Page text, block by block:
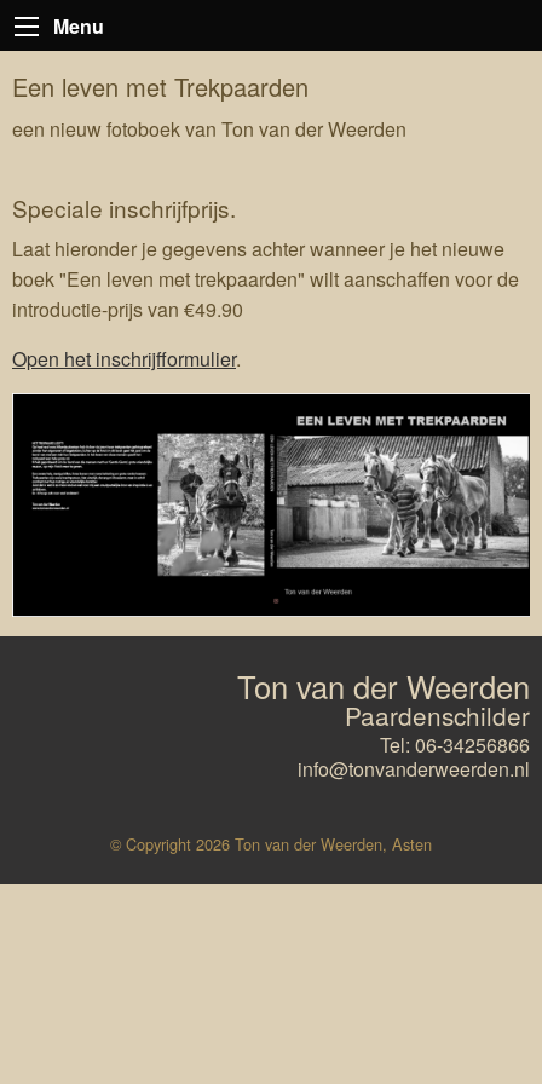
Menu
Een leven met Trekpaarden
een nieuw fotoboek van Ton van der Weerden
Speciale inschrijfprijs.
Laat hieronder je gegevens achter wanneer je het nieuwe
boek "Een leven met trekpaarden" wilt aanschaffen voor de
introductie-prijs van €49.90
Open het inschrijfformulier.
Ton van der Weerden
Paardenschilder
Tel: 06-34256866
info@tonvanderweerden.nl
© Copyright 2026 Ton van der Weerden, Asten